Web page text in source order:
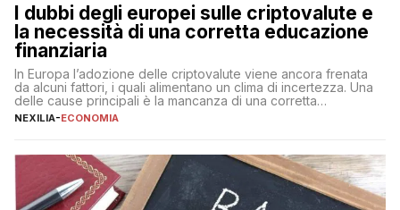
I dubbi degli europei sulle criptovalute e
la necessità di una corretta educazione
finanziaria
In Europa l’adozione delle criptovalute viene ancora frenata
da alcuni fattori, i quali alimentano un clima di incertezza. Una
delle cause principali è la mancanza di una corretta
educazione finanziaria, che impedisce ad una larga parte della
sulle criptovalute: […]
NEXILIA-ECONOMIA